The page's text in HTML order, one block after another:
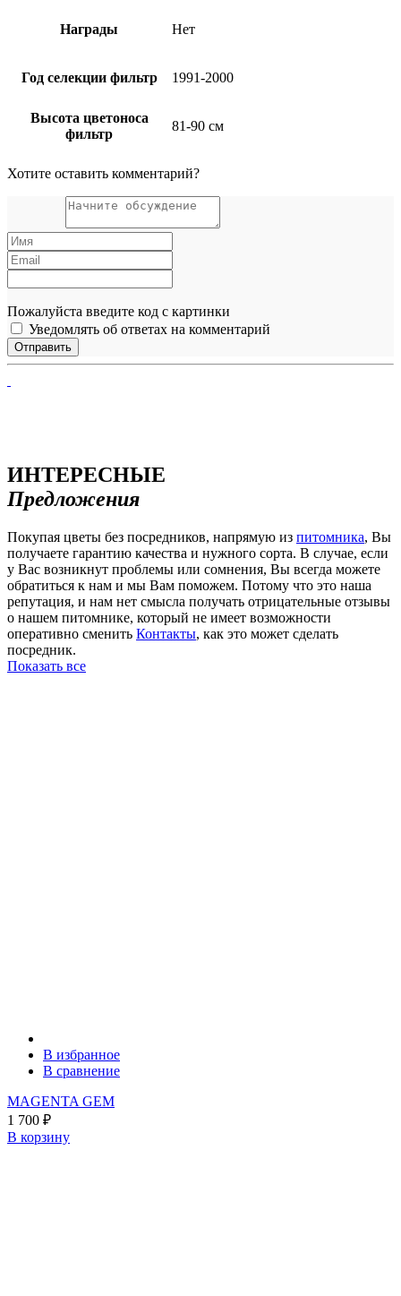
Награды Нет
Год селекции фильтр 1991-2000
Высота цветоноса
фильтр
81-90 см
Хотите оставить комментарий?
Пожалуйста введите код с картинки
Уведомлять об ответах на комментарий
ИНТЕРЕСНЫЕ
Предложения
Покупая цветы без посредников, напрямую из питомника, Вы
получаете гарантию качества и нужного сорта. В случае, если
у Вас возникнут проблемы или сомнения, Вы всегда можете
обратиться к нам и мы Вам поможем. Потому что это наша
репутация, и нам нет смысла получать отрицательные отзывы
о нашем питомнике, который не имеет возможности
оперативно сменить Контакты, как это может сделать
посредник.
Показать все
В избранное
В сравнение
MAGENTA GEM
1 700 ₽
В корзину